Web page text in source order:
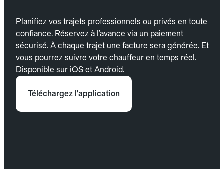
Planifiez vos trajets professionnels ou privés en toute
confiance. Réservez à l’avance via un paiement
sécurisé. À chaque trajet une facture sera générée. Et
vous pourrez suivre votre chauffeur en temps réel.
Disponible sur iOS et Android.
Téléchargez l'application